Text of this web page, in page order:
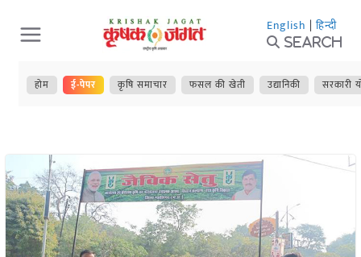
Skip
to
content
English | हिन्दी
Search
होम ई-पेपर कृषि समाचार फसल की खेती उद्यानिकी सरकारी